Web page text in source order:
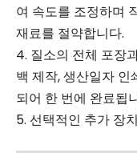
여 속도를 조정하며
재료를 절약합니다.
4. 질소의 전체 포장
백 제작, 생산일자
되어 한 번에 완료됩
5. 선택적인 추가 장